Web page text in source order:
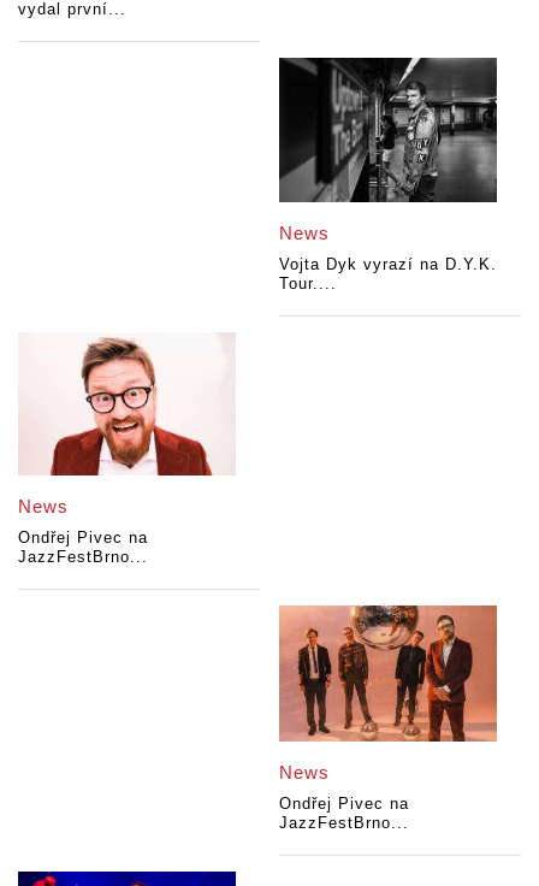
vydal první...
News
Vojta Dyk vyrazí na D.Y.K.
Tour....
News
Ondřej Pivec na
JazzFestBrno...
News
Ondřej Pivec na
JazzFestBrno...